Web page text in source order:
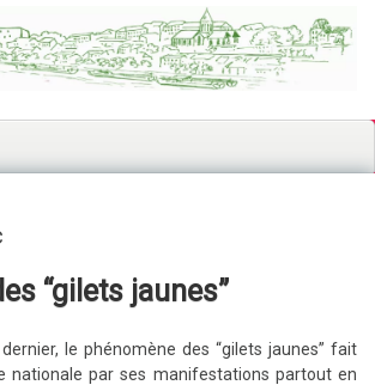
“gilets jaunes”
le phénomène des “gilets jaunes” fait
nationale par ses manifestations partout en